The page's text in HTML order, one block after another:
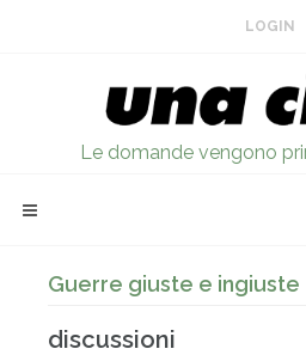
LOGIN
Le domande vengono
Guerre giuste e ingiuste
discussioni